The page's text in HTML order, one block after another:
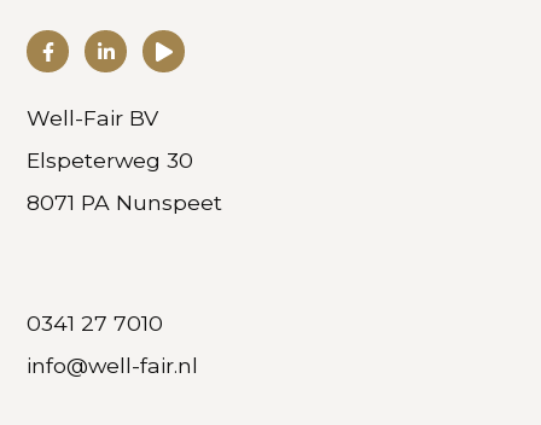
Well-Fair BV
Elspeterweg 30
8071 PA Nunspeet
0341 27 7010
info@well-fair.nl